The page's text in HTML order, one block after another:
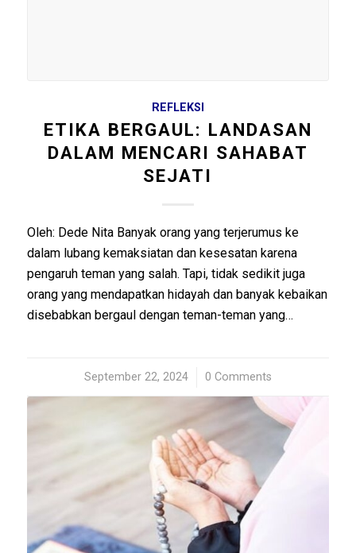
REFLEKSI
ETIKA BERGAUL: LANDASAN
DALAM MENCARI SAHABAT
SEJATI
Oleh: Dede Nita Banyak orang yang terjerumus ke
dalam lubang kemaksiatan dan kesesatan karena
pengaruh teman yang salah. Tapi, tidak sedikit juga
orang yang mendapatkan hidayah dan banyak kebaikan
disebabkan bergaul dengan teman-teman yang…
September 22, 2024
/ 0 Comments